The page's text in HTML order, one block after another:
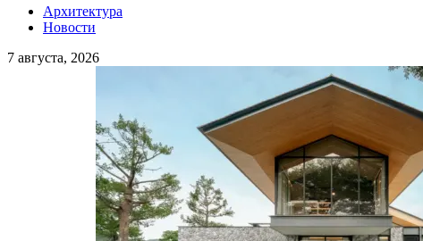
Архитектура
Новости
7 августа, 2026